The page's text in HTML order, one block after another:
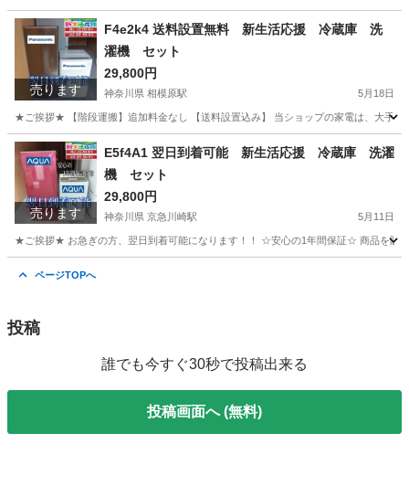
東京 台東区 稲荷町駅 生活家電 ショップ
売ります
F4e2k4 送料設置無料 新生活応援 冷蔵庫 洗
濯機 セット
29,800円
神奈川県 相模原駅 5月18日
★ご挨拶★ 【階段運搬】追加料金なし 【送料設置込み】 当ショップの家電は、大手
神奈川 相模原市 相模原駅 生活家電 無料
売ります
E5f4A1 翌日到着可能 新生活応援 冷蔵庫 洗濯
機 セット
29,800円
神奈川県 京急川崎駅 5月11日
★ご挨拶★ お急ぎの方、翌日到着可能になります！！ ☆安心の1年間保証☆ 商品を販
ページTOPへ
投稿
誰でも今すぐ30秒で投稿出来る
投稿画面へ (無料)